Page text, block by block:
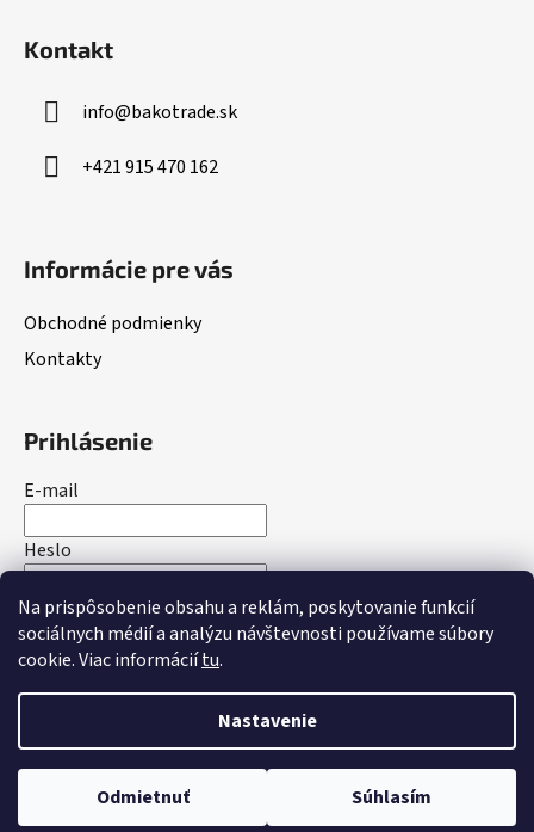
Na prispôsobenie obsahu a reklám, poskytovanie funkcií
sociálnych médií a analýzu návštevnosti používame súbory
cookie. Viac informáciítu.
Nastavenie
Odmietnuť Súhlasím
Kontakt
info@bakotrade.sk
+421 915 470 162
Informácie pre vás
Obchodné podmienky
Kontakty
Prihlásenie
E-mail
Heslo
PRIHLÁSIŤ SA
Nová registráciaZabudnuté heslo
Vytvoril Shoptet
Copyright 2026bakotrade.sk
. Všetky práva vyhradené.